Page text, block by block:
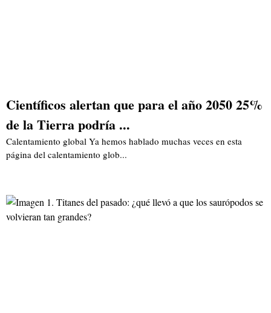
Científicos alertan que para el año 2050 25%
de la Tierra podría ...
Calentamiento global Ya hemos hablado muchas veces en esta
página del calentamiento glob...